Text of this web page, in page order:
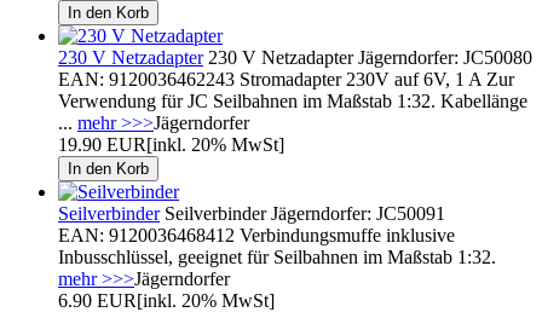
230 V Netzadapter230 V Netzadapter Jägerndorfer: JC50080
EAN: 9120036462243 Stromadapter 230V auf 6V, 1 A Zur
Verwendung für JC Seilbahnen im Maßstab 1:32. Kabellänge
... mehr >>>Jägerndorfer
19.90 EUR[inkl. 20% MwSt]
SeilverbinderSeilverbinder Jägerndorfer: JC50091
EAN: 9120036468412 Verbindungsmuffe inklusive
Inbusschlüssel, geeignet für Seilbahnen im Maßstab 1:32.
mehr >>>Jägerndorfer
6.90 EUR[inkl. 20% MwSt]